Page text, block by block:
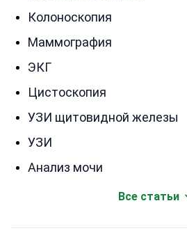
Колоноскопия
Маммография
ЭКГ
Цистоскопия
УЗИ щитовидной железы
УЗИ
Анализ мочи
Все статьи